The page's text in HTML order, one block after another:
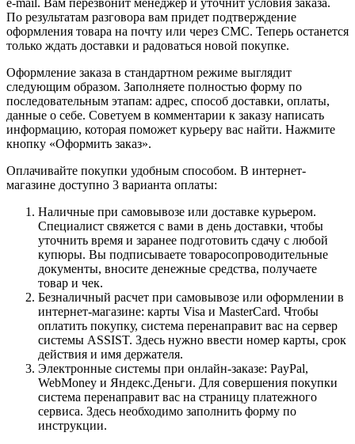
По результатам разговора вам придет подтверждение
оформления товара на почту или через СМС. Теперь останется
только ждать доставки и радоваться новой покупке.
Оформление заказа в стандартном режиме выглядит
следующим образом. Заполняете полностью форму по
последовательным этапам: адрес, способ доставки, оплаты,
данные о себе. Советуем в комментарии к заказу написать
информацию, которая поможет курьеру вас найти. Нажмите
кнопку «Оформить заказ».
Оплачивайте покупки удобным способом. В интернет-
магазине доступно 3 варианта оплаты:
Наличные при самовывозе или доставке курьером.
Специалист свяжется с вами в день доставки, чтобы
уточнить время и заранее подготовить сдачу с любой
купюры. Вы подписываете товаросопроводительные
документы, вносите денежные средства, получаете
товар и чек.
Безналичный расчет при самовывозе или оформлении в
интернет-магазине: карты Visa и MasterCard. Чтобы
оплатить покупку, система перенаправит вас на сервер
системы ASSIST. Здесь нужно ввести номер карты, срок
действия и имя держателя.
Электронные системы при онлайн-заказе: PayPal,
WebMoney и Яндекс.Деньги. Для совершения покупки
система перенаправит вас на страницу платежного
сервиса. Здесь необходимо заполнить форму по
инструкции.